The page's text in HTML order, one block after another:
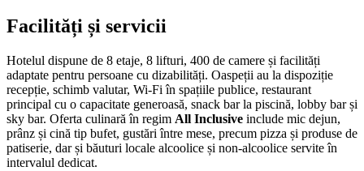
Facilități și servicii
Hotelul dispune de 8 etaje, 8 lifturi, 400 de camere și facilități
adaptate pentru persoane cu dizabilități. Oaspeții au la dispoziție
recepție, schimb valutar, Wi-Fi în spațiile publice, restaurant
principal cu o capacitate generoasă, snack bar la piscină, lobby bar și
sky bar. Oferta culinară în regim All Inclusive include mic dejun,
prânz și cină tip bufet, gustări între mese, precum pizza și produse de
patiserie, dar și băuturi locale alcoolice și non-alcoolice servite în
intervalul dedicat.